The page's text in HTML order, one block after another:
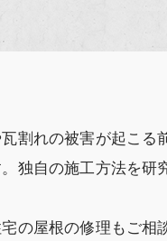
割れの被害が起こ
独自の施工方法を
の屋根の修理もご